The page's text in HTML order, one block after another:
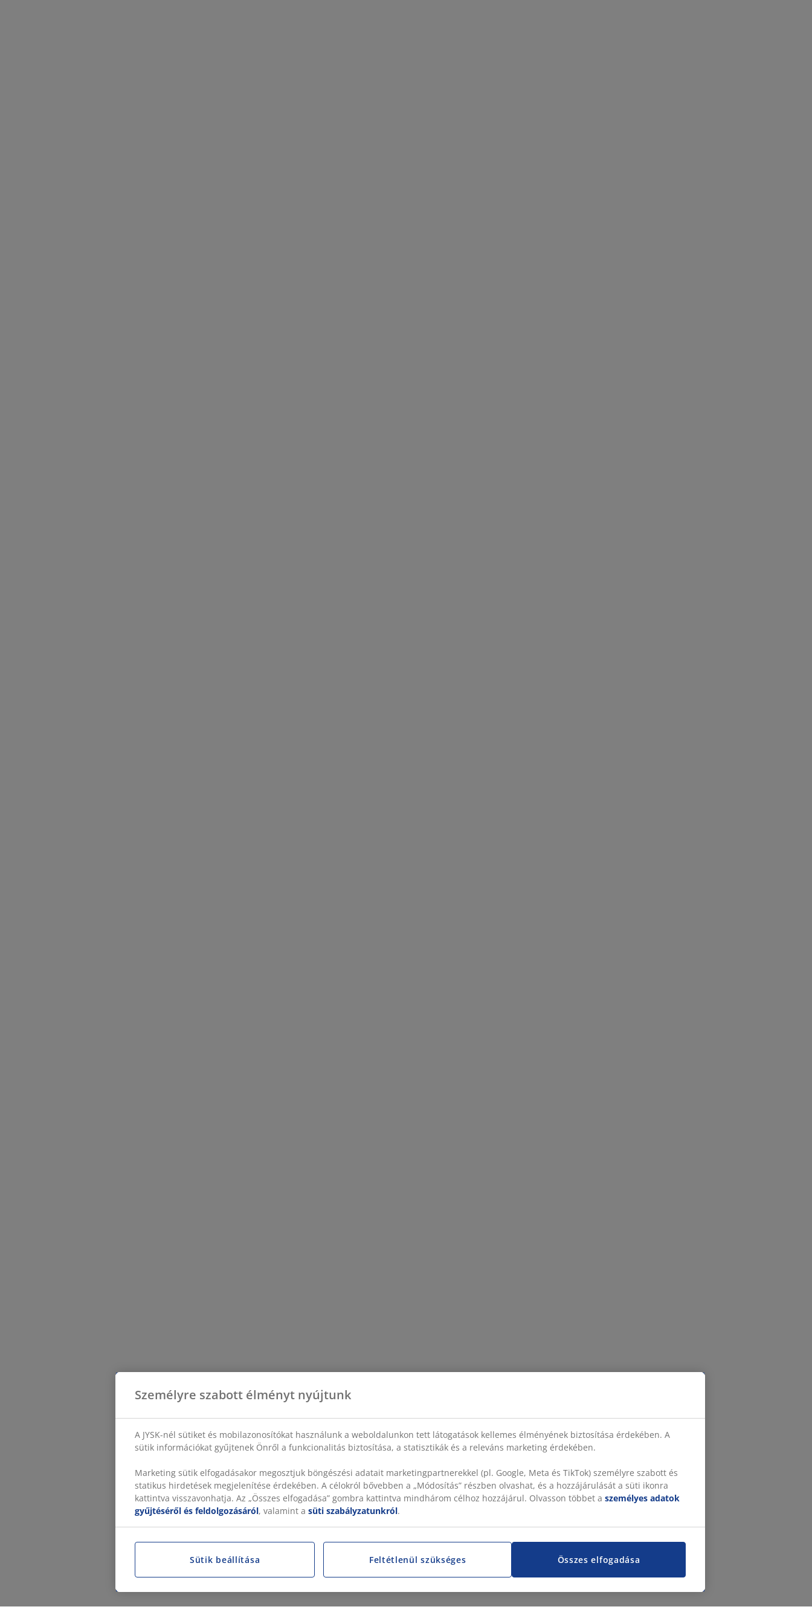
Személyre szabott élményt nyújtunk
A JYSK-nél sütiket és mobilazonosítókat használunk a weboldalunkon tett látogatások kellemes élményének biztosítása érdekében. A
sütik információkat gyűjtenek Önről a funkcionalitás biztosítása, a statisztikák és a releváns marketing érdekében.
Marketing sütik elfogadásakor megosztjuk böngészési adatait marketingpartnerekkel (pl. Google, Meta és TikTok) személyre szabott és
statikus hirdetések megjelenítése érdekében. A célokról bővebben a „Módosítás” részben olvashat, és a hozzájárulását a süti ikonra
kattintva visszavonhatja. Az „Összes elfogadása” gombra kattintva mindhárom célhoz hozzájárul. Olvasson többet a személyes adatok
gyűjtéséről és feldolgozásáról, valamint a süti szabályzatunkról.
Összes elfogadása
Sütik beállítása Feltétlenül szükséges